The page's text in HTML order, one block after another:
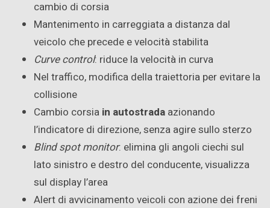
cambio di corsia
Mantenimento in carreggiata a distanza dal
veicolo che precede e velocità stabilita
Curve control: riduce la velocità in curva
Nel traffico, modifica della traiettoria per evitare la
collisione
Cambio corsia in autostrada azionando
l’indicatore di direzione, senza agire sullo sterzo
Blind spot monitor: elimina gli angoli ciechi sul
lato sinistro e destro del conducente, visualizza
sul display l’area
Alert di avvicinamento veicoli con azione dei freni